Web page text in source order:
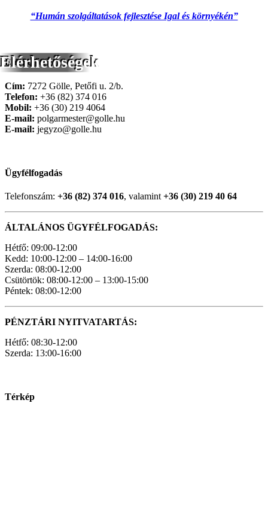
Elérhetőségek
“Humán szolgáltatások fejlesztése Igal és környékén”
Elérhetőség
Cím: 7272 Gölle, Petőfi u. 2/b.
Telefon: +36 (82) 374 016
Mobil: +36 (30) 219 4064
E-mail: polgarmester@golle.hu
E-mail: jegyzo@golle.hu
Ügyfélfogadás
Telefonszám: +36 (82) 374 016, valamint +36 (30) 219 40 64
ÁLTALÁNOS ÜGYFÉLFOGADÁS:
Hétfő: 09:00-12:00
Kedd: 10:00-12:00 – 14:00-16:00
Szerda: 08:00-12:00
Csütörtök: 08:00-12:00 – 13:00-15:00
Péntek: 08:00-12:00
PÉNZTÁRI NYITVATARTÁS:
Hétfő: 08:30-12:00
Szerda: 13:00-16:00
Térkép